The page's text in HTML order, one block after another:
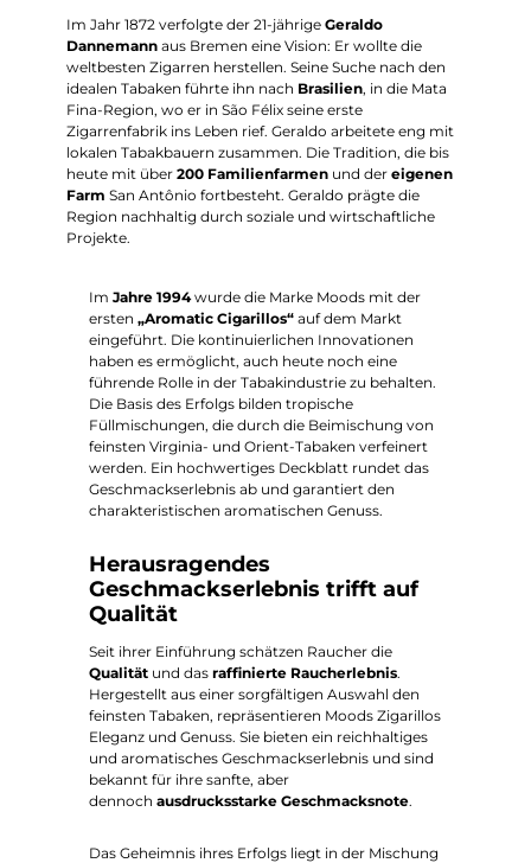
Im Jahr 1872 verfolgte der 21-jährige Geraldo
Dannemann aus Bremen eine Vision: Er wollte die
weltbesten Zigarren herstellen. Seine Suche nach den
idealen Tabaken führte ihn nach Brasilien, in die Mata
Fina-Region, wo er in São Félix seine erste
Zigarrenfabrik ins Leben rief. Geraldo arbeitete eng mit
lokalen Tabakbauern zusammen. Die Tradition, die bis
heute mit über 200 Familienfarmen und der eigenen
Farm San Antônio fortbesteht. Geraldo prägte die
Region nachhaltig durch soziale und wirtschaftliche
Projekte.
ImJahre 1994wurde die Marke Moods mit der
ersten„Aromatic Cigarillos“auf dem Markt
eingeführt. Die kontinuierlichen Innovationen
haben es ermöglicht, auch heute noch eine
führende Rolle in der Tabakindustrie zu behalten.
Die Basis des Erfolgs bilden tropische
Füllmischungen, die durch die Beimischung von
feinsten Virginia- und Orient-Tabaken verfeinert
werden. Ein hochwertiges Deckblatt rundet das
Geschmackserlebnis ab und garantiert den
charakteristischen aromatischen Genuss.
Herausragendes
Geschmackserlebnis trifft auf
Qualität
Seit ihrer Einführung schätzen Raucher die
Qualität und das raffinierte Raucherlebnis.
Hergestellt aus einer sorgfältigen Auswahl den
feinsten Tabaken, repräsentieren Moods Zigarillos
Eleganz und Genuss. Sie bieten ein reichhaltiges
und aromatisches Geschmackserlebnis und sind
bekannt für ihre sanfte, aber
dennochausdrucksstarke Geschmacksnote.
Das Geheimnis ihres Erfolgs liegt in der Mischung